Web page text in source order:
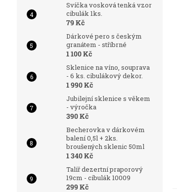
Svíčka vosková tenká vzor
cibulák 1ks.
79 Kč
Dárkové pero s českým
granátem - stříbrné
1 100 Kč
Sklenice na víno, souprava
- 6 ks. cibulákový dekor.
1 990 Kč
Jubilejní sklenice s věkem
- výročka
390 Kč
Becherovka v dárkovém
balení 0,5l + 2ks.
broušených sklenic 50ml
1 340 Kč
Talíř dezertní praporový
19cm - cibulák 10009
299 Kč